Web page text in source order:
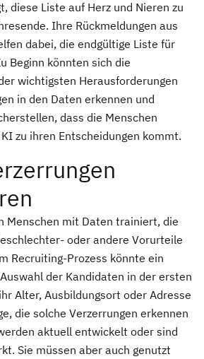
diese Liste auf Herz und Nieren zu
Ihre Rückmeldungen aus
dabei, die endgültige Liste für
Beginn könnten sich die
wichtigsten Herausforderungen
in den Daten erkennen und
dass die Menschen
zu ihren Entscheidungen kommt.
Menschen mit Daten trainiert, die
oder andere Vorurteile
Recruiting-Prozess könnte ein
der Kandidaten in der ersten
Alter, Ausbildungsort oder Adresse
die solche Verzerrungen erkennen
aktuell entwickelt oder sind
Sie müssen aber auch genutzt